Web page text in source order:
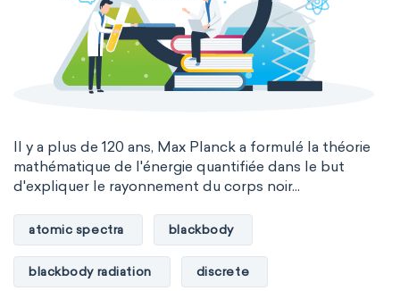
Il y a plus de 120 ans, Max Planck a formulé la théorie
mathématique de l'énergie quantifiée dans le but
d'expliquer le rayonnement du corps noir...
atomic spectra blackbody
blackbody radiation discrete